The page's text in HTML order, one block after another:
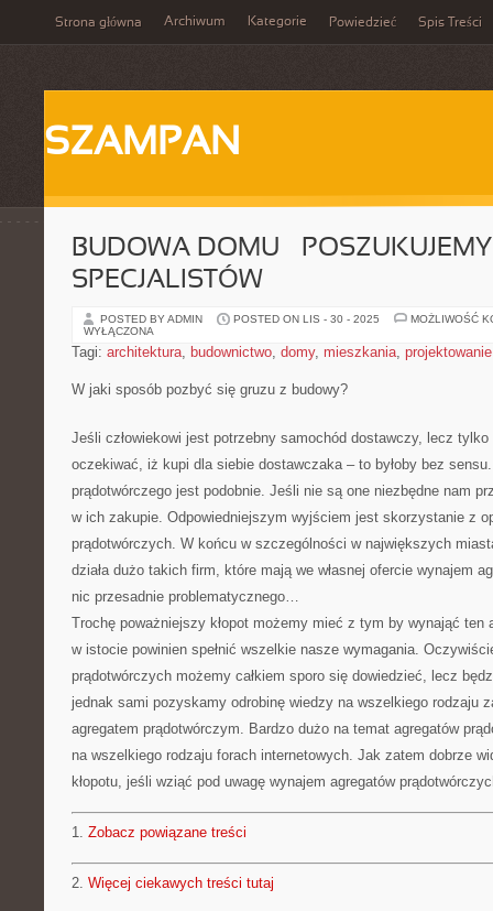
Strona główna Archiwum Kategorie Powiedzieć Spis Treści
SZAMPAN
BUDOWA DOMU – POSZUKUJEMY
SPECJALISTÓW
POSTED BY ADMIN POSTED ON LIS - 30 - 2025
MOŻLIWOŚĆ
WYŁĄCZONA
Tagi: architektura, budownictwo, domy, mieszkania, projektowanie
W jaki sposób pozbyć się gruzu z budowy?
Jeśli człowiekowi jest potrzebny samochód dostawczy, lecz
oczekiwać, iż kupi dla siebie dostawczaka – to byłoby bez
prądotwórczego jest podobnie. Jeśli nie są one niezbędne nam
w ich zakupie. Odpowiedniejszym wyjściem jest skorzystanie z
prądotwórczych. W końcu w szczególności w największych
działa dużo takich firm, które mają we własnej ofercie wynajem
nic przesadnie problematycznego…
Trochę poważniejszy kłopot możemy mieć z tym by wynająć ten
w istocie powinien spełnić wszelkie nasze wymagania.
prądotwórczych możemy całkiem sporo się dowiedzieć, lecz
jednak sami pozyskamy odrobinę wiedzy na wszelkiego rodzaju
agregatem prądotwórczym. Bardzo dużo na temat agregatów
na wszelkiego rodzaju forach internetowych. Jak zatem dobrze
kłopotu, jeśli wziąć pod uwagę wynajem agregatów
1. Zobacz powiązane treści
2. Więcej ciekawych treści tutaj